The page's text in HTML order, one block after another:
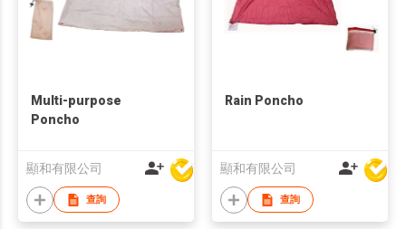
Multi-purpose
Poncho
顯和有限公司
查詢
Rain Poncho
顯和有限公司
查詢